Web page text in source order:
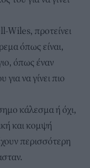
προτείνει
όπως είναι,
όπως έναν
να γίνει πιο
κάλεσμα ή όχι,
και κομψή
περισσότερη